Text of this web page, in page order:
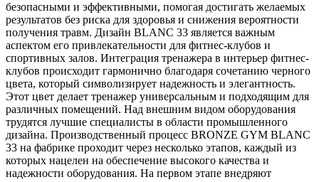
безопасными и эффективными, помогая достигать желаемых
результатов без риска для здоровья и снижения вероятности
получения травм. Дизайн BLANC 33 является важным
аспектом его привлекательности для фитнес-клубов и
спортивных залов. Интеграция тренажера в интерьер фитнес-
клубов происходит гармонично благодаря сочетанию черного
цвета, который символизирует надежность и элегантность.
Этот цвет делает тренажер универсальным и подходящим для
различных помещений. Над внешним видом оборудования
трудятся лучшие специалисты в области промышленного
дизайна. Производственный процесс BRONZE GYM BLANC
33 на фабрике проходит через несколько этапов, каждый из
которых нацелен на обеспечение высокого качества и
надежности оборудования. На первом этапе внедряют